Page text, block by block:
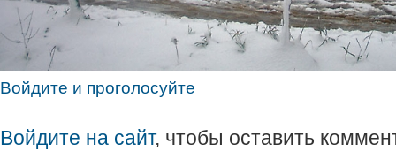
Войдите и проголосуйте
Войдите на сайт, чтобы оставить